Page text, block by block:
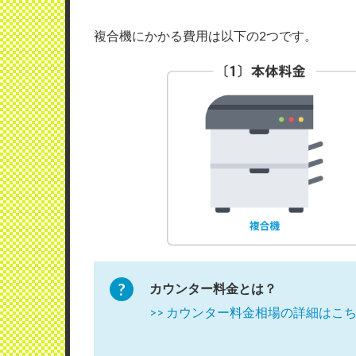
複合機にかかる費用は以下の2つです。
カウンター料金とは？
>> カウンター料金相場の詳細はこ